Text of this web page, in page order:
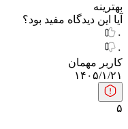
بهترینه
آیا این دیدگاه مفید بود؟
۰
۰
کاربر مهمان
۱۴۰۵/۱/۲۱
۵